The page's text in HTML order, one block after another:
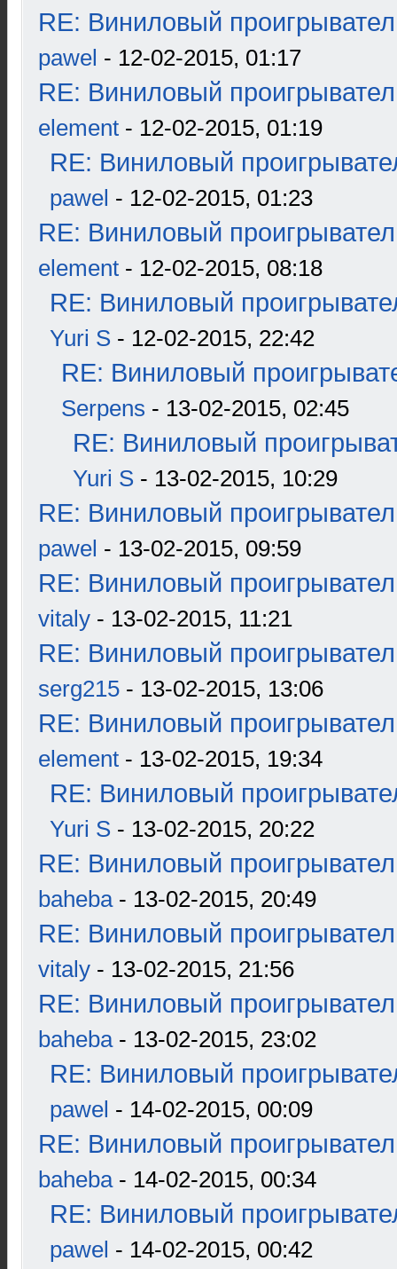
RE: Виниловый
pawel - 12-02-2015, 01:17
RE: Виниловый
element - 12-02-2015, 01:19
RE: Виниловый
pawel - 12-02-2015, 01:23
RE: Виниловый
element - 12-02-2015, 08:18
RE: Виниловый
Yuri S - 12-02-2015, 22:42
RE: Виниловый
Serpens - 13-02-2015, 02:45
RE: Виниловый
Yuri S - 13-02-2015, 10:29
RE: Виниловый
pawel - 13-02-2015, 09:59
RE: Виниловый
vitaly - 13-02-2015, 11:21
RE: Виниловый
serg215 - 13-02-2015, 13:06
RE: Виниловый
element - 13-02-2015, 19:34
RE: Виниловый
Yuri S - 13-02-2015, 20:22
RE: Виниловый
baheba- 13-02-2015, 20:49
RE: Виниловый
vitaly - 13-02-2015, 21:56
RE: Виниловый
baheba- 13-02-2015, 23:02
RE: Виниловый
pawel - 14-02-2015, 00:09
RE: Виниловый
baheba- 14-02-2015, 00:34
RE: Виниловый
pawel - 14-02-2015, 00:42